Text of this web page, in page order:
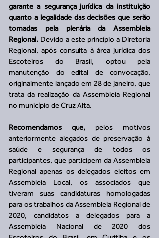
garante a segurança jurídica da instituição
quanto a legalidade das decisões que serão
tomadas pela plenária da Assembleia
Regional. Devido a este princípio a Diretoria
Regional, após consulta à área jurídica dos
Escoteiros do Brasil, optou pela
manutenção do edital de convocação,
originalmente lançado em 28 de janeiro, que
trata da realização da Assembleia Regional
no município de Cruz Alta.
Recomendamos que, pelos motivos
anteriormente alegados de preservação à
saúde e segurança de todos os
participantes, que participem da Assembleia
Regional apenas os delegados eleitos em
Assembleia Local, os associados que
tiveram suas candidaturas homologadas
para os trabalhos da Assembleia Regional de
2020, candidatos a delegados para a
Assembleia Nacional de 2020 dos